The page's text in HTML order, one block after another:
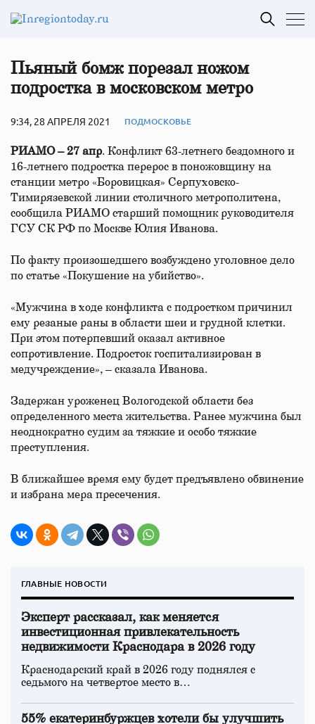
Пьяный бомж порезал ножом
подростка в московском метро
9:34, 28 АПРЕЛЯ 2021 ПОДМОСКОВЬЕ
РИАМО – 27 апр. Конфликт 63-летнего бездомного и
16-летнего подростка перерос в поножовщину на
станции метро «Боровицкая» Серпуховско-
Тимирязевской линии столичного метрополитена,
сообщила РИАМО старший помощник руководителя
ГСУ СК РФ по Москве Юлия Иванова.
По факту произошедшего возбуждено уголовное дело
по статье «Покушение на убийство».
«Мужчина в ходе конфликта с подростком причинил
ему резаные раны в области шеи и грудной клетки.
При этом потерпевший оказал активное
сопротивление. Подросток госпитализирован в
медучреждение», – сказала Иванова.
Задержан уроженец Вологодской области без
определенного места жительства. Ранее мужчина был
неоднократно судим за тяжкие и особо тяжкие
преступления.
В ближайшее время ему будет предъявлено обвинение
и избрана мера пресечения.
ГЛАВНЫЕ НОВОСТИ
Эксперт рассказал, как меняется
инвестиционная привлекательность
недвижимости Краснодара в 2026 году
Краснодарский край в 2026 году поднялся с
седьмого на четвертое место в…
55% екатеринбуржцев хотели бы улучшить